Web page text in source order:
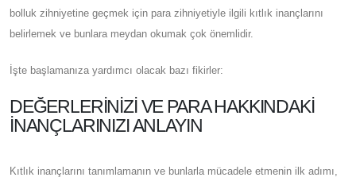
bolluk zihniyetine geçmek için para zihniyetiyle ilgili kıtlık inançlarını
belirlemek ve bunlara meydan okumak çok önemlidir.
İşte başlamanıza yardımcı olacak bazı fikirler:
DEĞERLERINIZI VE PARA HAKKINDAKI
İNANÇLARINIZI ANLAYIN
Kıtlık inançlarını tanımlamanın ve bunlarla mücadele etmenin ilk adımı,